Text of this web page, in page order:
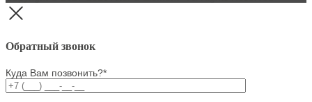
Обратный звонок
Куда Вам позвонить?*